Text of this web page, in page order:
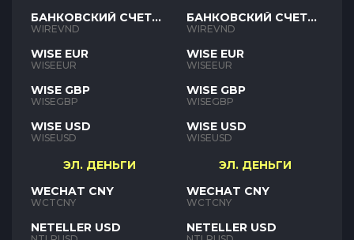
БАНКОВСКИЙ СЧЕТ
VND
WIREVND
WISE EUR
WISEEUR
WISE GBP
WISEGBP
WISE USD
WISEUSD
ЭЛ. ДЕНЬГИ
WECHAT CNY
WCTCNY
NETELLER USD
БАНКОВСКИЙ СЧЕТ
VND
WIREVND
WISE EUR
WISEEUR
WISE GBP
WISEGBP
WISE USD
WISEUSD
ЭЛ. ДЕНЬГИ
WECHAT CNY
WCTCNY
NETELLER USD